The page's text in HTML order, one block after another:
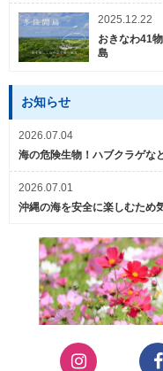
2025.12.22
おきなわ41
島
お知らせ
2026.07.04
海の危険生物！ハブクラゲな
2026.07.01
沖縄の海を安全に楽しむため